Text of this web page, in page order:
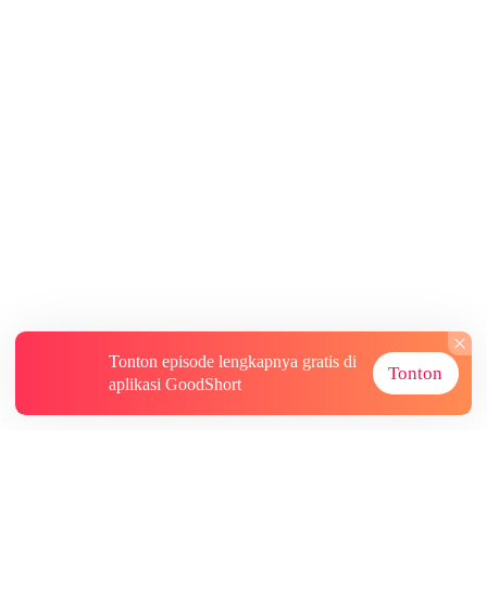
Tonton episode lengkapnya gratis di
aplikasi GoodShort
Tonton